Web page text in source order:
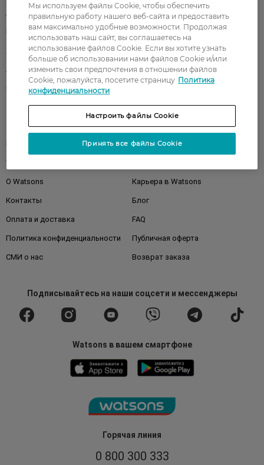
Горячая линия
0 800 300 333
Лицо Тело
Подарки Детям
Волосы
Аксессуары Дерматокосметика
Бренды
Клиентам
Магазины
Watsons Club
О Watsons Карьера в Watsons
Контакты Блог
Оплата и доставка FAQ
Политика конфиденциальности Публичная оферта
СМИ о нас Возврат заказа
Подписывайтесьна наши соцсети и мессенджеры
Watsons в вашем смартфоне
Мы используем файлы Cookie, чтобы обеспечить
правильную работу нашего веб-сайта и предоставить
вам максимально удобные возможности. Продолжая
использовать наш сайт, вы соглашаетесь на
использование файлов Cookie. Если вы хотите узнать
больше об использовании нами файлов Cookie и/или
изменить свои предпочтения в отношении файлов
Cookie, пожалуйста, посетите страницу Политика
конфиденциальности
Настроить файлы Cookie
Принять все файлы Cookie